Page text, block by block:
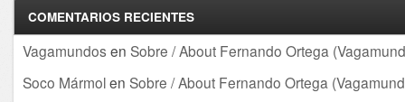
COMENTARIOS RECIENTES
Vagamundos en Sobre / About Fernando Ortega
Soco Mármolen Sobre / About Fernando Ortega